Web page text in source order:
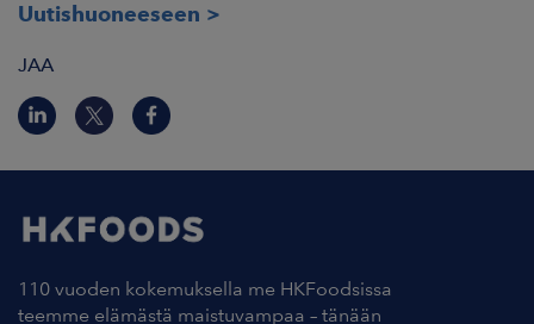
Uutishuoneeseen
JAA
110 vuoden kokemuksella me HKFoodsissa
teemme elämästä maistuvampaa – tänään